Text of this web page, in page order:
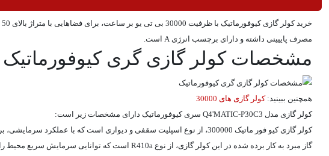
مصرف پاییینی داشته و دارای برچسب انرژی A است.
مشخصات کولر گازی گری کیوفورماتیک
همچنین ببینید:کولر گازی های 30000
کولر گازی مدل Q4'MATIC-P30C3 سری کیوفورماتیک دارای مشخصات زیر است:
کولر گازی کیو فور ماتیک 300000، از نوع اسپلیت سقفی و دیواری است که با عملکرد سرمایشی، برای استفاده در فصل تابستان طراحی شده است.
گاز مبرد به کار برده شده در این کولر گازی، از نوع R410a است که توانایی سرمایش سریع محیط را داشته و در مقایسه با نمونه های قبلی، به لایه اوزون آسیبی نمی رساند.